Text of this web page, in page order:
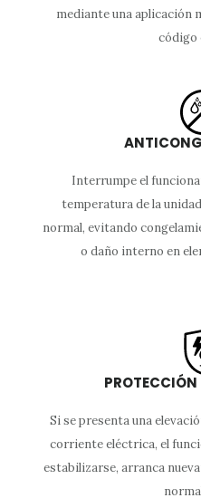
mediante una aplicación
código
Interrumpe el
temperatura de la
normal, evitando
o daño interno en
PROTECCIÓN
Si se presenta una
corriente eléctrica, el
estabilizarse, arranca